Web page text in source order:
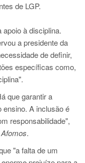
de LGP.
à disciplina.
a presidente da
de definir,
específicas como,
que garantir a
ensino. A inclusão é
responsabilidade",
Afomos.
"a falta de um